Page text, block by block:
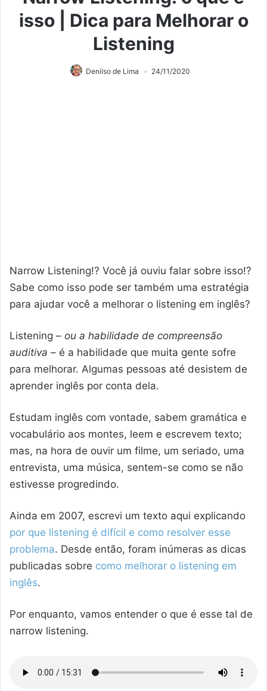
isso | Dica para Melhorar o
Listening
Denilso de Lima 24/11/2020
Narrow Listening!? Você já ouviu falar sobre isso!?
Sabe como isso pode ser também uma estratégia
para ajudar você a melhorar o listening em inglês?
Listening – ou a habilidade de compreensão
auditiva – é a habilidade que muita gente sofre
para melhorar. Algumas pessoas até desistem de
aprender inglês por conta dela.
Estudam inglês com vontade, sabem gramática e
vocabulário aos montes, leem e escrevem texto;
mas, na hora de ouvir um filme, um seriado, uma
entrevista, uma música, sentem-se como se não
estivesse progredindo.
Ainda em 2007, escrevi um texto aqui explicando
por que listening é difícil e como resolver esse
problema. Desde então, foram inúmeras as dicas
publicadas sobre como melhorar o listening em
inglês.
Por enquanto, vamos entender o que é esse tal de
narrow listening.